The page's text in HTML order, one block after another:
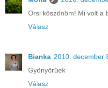
Orsi köszönöm! Mi volt a
Válasz
Bianka 2010. december
Gyönyörűek
Válasz